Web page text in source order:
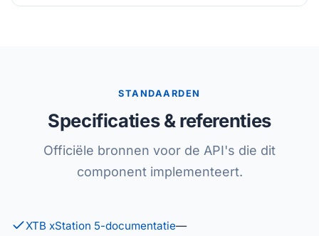
STANDAARDEN
Specificaties & referenties
Officiële bronnen voor de API's die dit
component implementeert.
XTB xStation 5-documentatie—